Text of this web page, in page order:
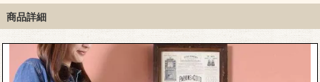
ガジンラック
商品詳細